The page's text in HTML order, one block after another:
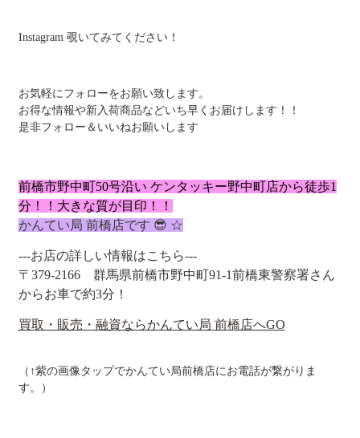
Instagram 覗いてみてください！
お気軽にフォローをお願い致します。
お得な情報や新入荷商品などいち早くお届けします！！
是非フォロー＆いいねお願いします
前橋市野中町50号沿い ケンタッキー野中町店から徒歩1
分！！大きな質が目印！！
かんてい局 前橋店です 😎 ☆
---お店の詳しい情報はこちら---
〒379-2166 群馬県前橋市野中町91-1前橋東警察署さん
からお車で約3分！
買取・販売・融資ならかんてい局 前橋店へGO
（↑紫の画像タップでかんてい局前橋店にお電話が繋がりま
す。）